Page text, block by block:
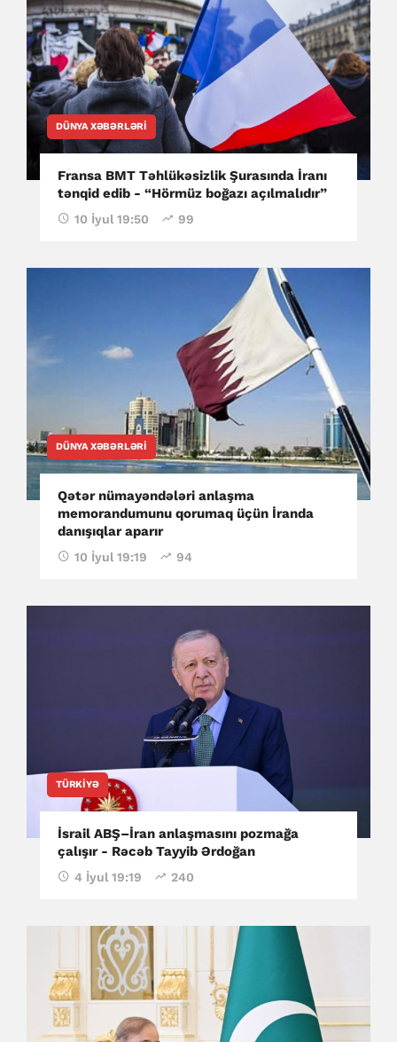
DÜNYA XƏBƏRLƏRI
Fransa BMT Təhlükəsizlik Şurasında İranı
tənqid edib - “Hörmüz boğazı açılmalıdır”
10 İyul 19:50 99
DÜNYA XƏBƏRLƏRI
Qətər nümayəndələri anlaşma
memorandumunu qorumaq üçün İranda
danışıqlar aparır
10 İyul 19:19 94
TÜRKIYƏ
İsrail ABŞ–İran anlaşmasını pozmağa
çalışır - Rəcəb Tayyib Ərdoğan
4 İyul 19:19 240